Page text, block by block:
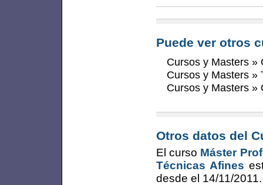
Puede ver otros
Cursos y Masters »
Cursos y Masters »
Cursos y Masters »
Otros datos del
El curso Máster
Técnicas Afines
desde el 14/11/2011.